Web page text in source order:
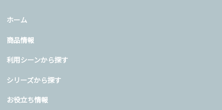
ホーム
商品情報
利用シーンから探す
シリーズから探す
お役立ち情報